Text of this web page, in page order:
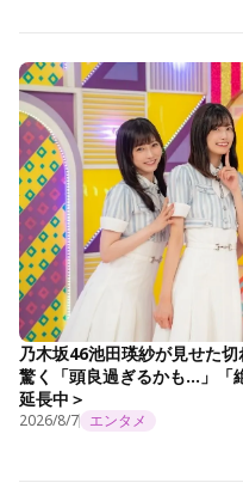
乃木坂46池田瑛紗が見せた
驚く「頭良過ぎるかも…」「
延長中＞
2026/8/7 エンタメ